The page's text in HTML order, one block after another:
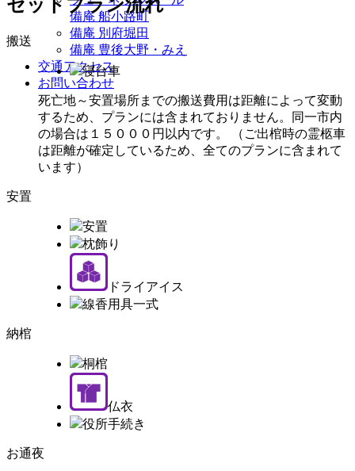
備庵 船小路町
備庵 別府堀田
備庵 豊後大野・みえ
交通アクセス
お問い合わせ
セットプラン流れ
搬送
寝台車
死亡地～安置場所までの搬送費用は距離によって変動
するため、プランには含まれておりません。同一市内
の場合は１５０００円以内です。 （ご出棺時の霊柩車
は距離が確定しているため、全てのプランに含まれて
います）
安置
安置
枕飾り
ドライアイス
線香用具一式
納棺
桐棺
仏衣
役所手続き
お通夜